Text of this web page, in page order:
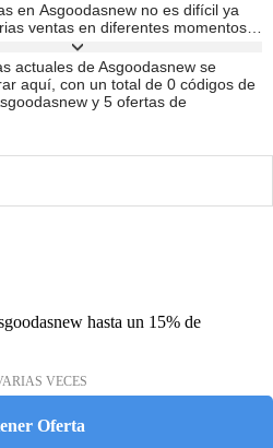
en Asgoodasnew no es difícil ya
ventas en diferentes momentos
encontrar ofertas especiales
por tiempo limitado,
página. Hemos reunido todos los
y ventas de Asgoodasnew
principales descuentos de hoy
actuales de Asgoodasnew se
aquí, con un total de 0 códigos de
y 5 ofertas de
hasta un 15% de
VECES
Oferta